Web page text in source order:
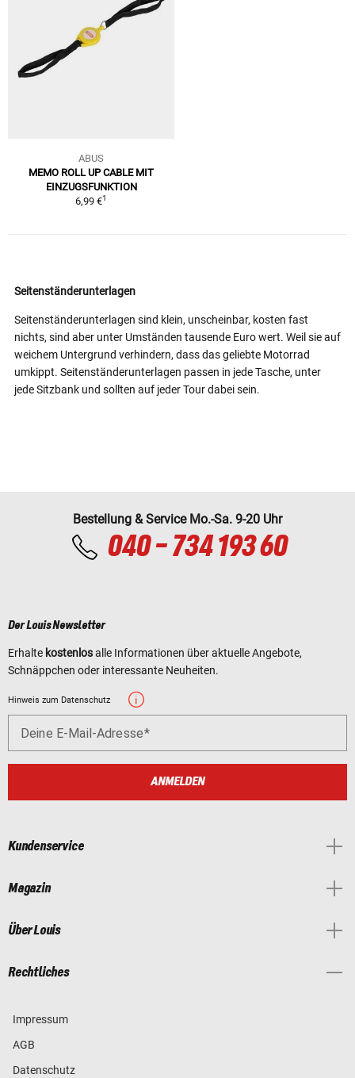
ABUS
MEMO ROLL UP CABLE MIT
EINZUGSFUNKTION
6,99 €1
Seitenständerunterlagen
Seitenständerunterlagen sind klein, unscheinbar, kosten fast
nichts, sind aber unter Umständen tausende Euro wert. Weil sie auf
weichem Untergrund verhindern, dass das geliebte Motorrad
umkippt. Seitenständerunterlagen passen in jede Tasche, unter
jede Sitzbank und sollten auf jeder Tour dabei sein.
Bestellung & Service Mo.-Sa. 9-20 Uhr
040 - 734 193 60
Der Louis Newsletter
Erhalte kostenlosalle Informationen über aktuelle Angebote,
Schnäppchen oder interessante Neuheiten.
Hinweis zum Datenschutz
Deine E-Mail-Adresse
ANMELDEN
Kundenservice
Magazin
Über Louis
Rechtliches
Impressum
AGB
Datenschutz